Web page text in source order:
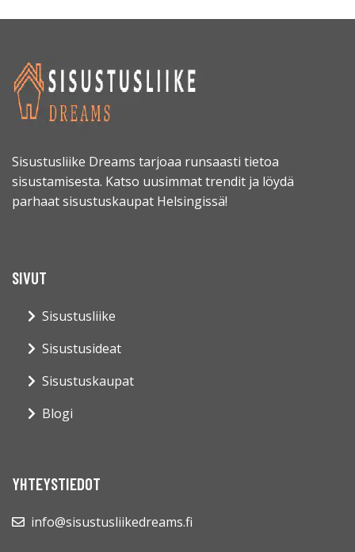
Sisustusliike Dreams tarjoaa runsaasti tietoa
sisustamisesta. Katso uusimmat trendit ja löydä
parhaat sisustuskaupat Helsingissä!
SIVUT
Sisustusliike
Sisustusideat
Sisustuskaupat
Blogi
YHTEYSTIEDOT
info@sisustusliikedreams.fi